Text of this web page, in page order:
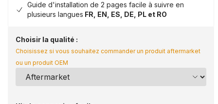
Guide d'installation de 2 pages facile à suivre en
plusieurs langues FR, EN, ES, DE, PL et RO
Choisir la qualité :
Choisissez si vous souhaitez commander un produit aftermarket
ou un produit OEM